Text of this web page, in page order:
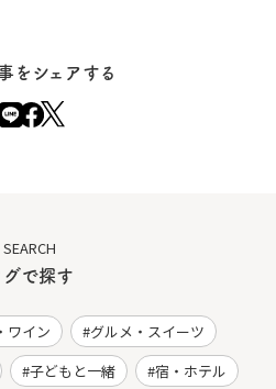
をシェアする
SEARCH
グで探す
ワイン
グルメ・スイーツ
子どもと一緒 宿・ホテル